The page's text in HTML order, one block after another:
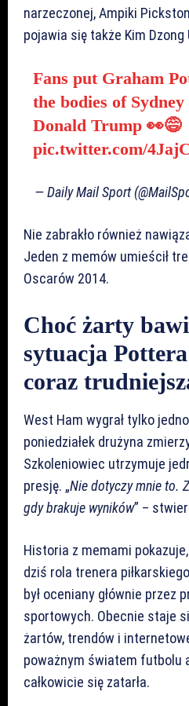
narzeczonej, Ampiki
pojawia się także Kim Dzong
Fans put Graham
the bodies of Sydney
Donald Trump 👀😅
pic.twitter.com/
— Daily Mail Sport
Nie zabrakło również
Jeden z memów umieścił
Oscarów 2014.
Choć żarty
sytuacja
coraz
West Ham wygrał tylko
poniedziałek drużyna
Szkoleniowiec utrzymuje
presję. „Nie dotyczy mnie to.
gdy brakuje wyników” –
Historia z memami
dziś rola trenera
był oceniany głównie przez
sportowych. Obecnie staje
żartów, trendów i
poważnym światem futbolu
całkowicie się zatarła.